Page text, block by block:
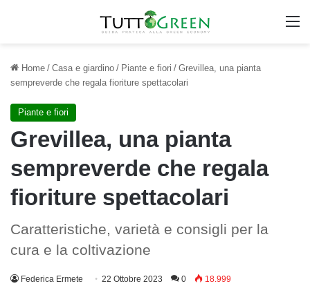
Home / Casa e giardino / Piante e fiori / Grevillea, una pianta
sempreverde che regala fioriture spettacolari
Piante e fiori
Grevillea, una pianta
sempreverde che regala
fioriture spettacolari
Caratteristiche, varietà e consigli per la
cura e la coltivazione
Federica Ermete 22 Ottobre 2023 0 18.999